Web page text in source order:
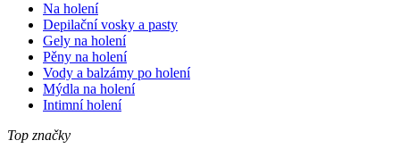
Na holení
Depilační vosky a pasty
Gely na holení
Pěny na holení
Vody a balzámy po holení
Mýdla na holení
Intimní holení
Top značky